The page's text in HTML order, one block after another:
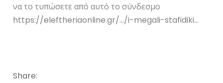
να το τυπώσετε από αυτό το σύνδεσμο
https://eleftheriaonline.gr/…/i-megali-stafidiki…
Share: